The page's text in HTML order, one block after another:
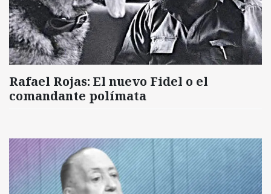
Rafael Rojas: El nuevo Fidel o el
comandante polímata